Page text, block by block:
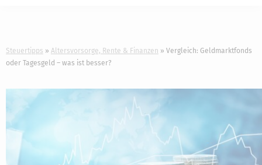
Steuertipps Altersvorsorge, Rente & Finanzen
Vergleich: Geldmarktfonds
oder Tagesgeld – was ist besser?